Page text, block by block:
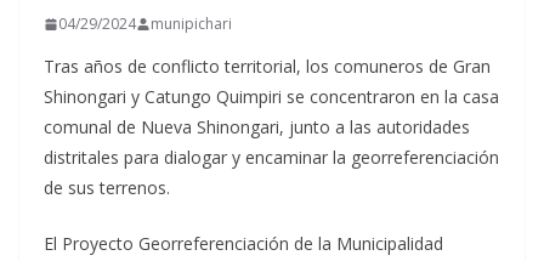
04/29/2024 munipichari
Tras años de conflicto territorial, los comuneros de Gran
Shinongari y Catungo Quimpiri se concentraron en la casa
comunal de Nueva Shinongari, junto a las autoridades
distritales para dialogar y encaminar la georreferenciación
de sus terrenos.
El Proyecto Georreferenciación de la Municipalidad